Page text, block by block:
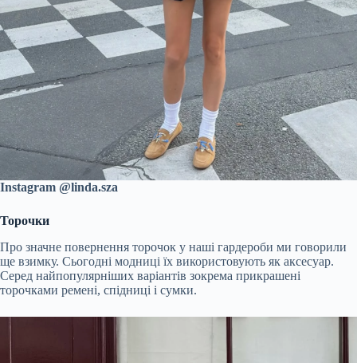
Instagram @linda.sza
Торочки
Про значне повернення торочок у наші гардероби ми говорили
ще взимку. Сьогодні модниці їх використовують як аксесуар.
Серед найпопулярніших варіантів зокрема прикрашені
торочками ремені, спідниці і сумки.